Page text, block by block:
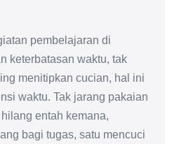
pembelajaran di
keterbatasan waktu, tak
menitipkan cucian, hal ini
waktu. Tak jarang pakaian
entah kemana,
bagi tugas, satu mencuci